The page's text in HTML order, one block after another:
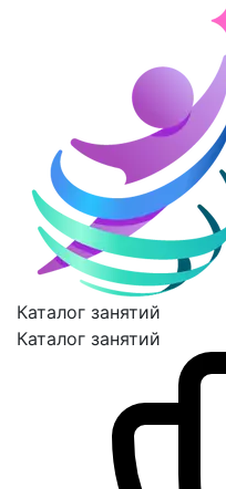
Каталог занятий
Каталог занятий